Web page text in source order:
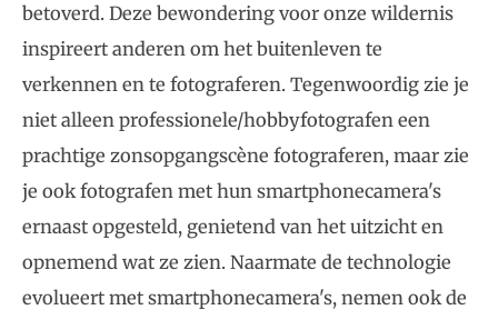
betoverd. Deze bewondering voor onze wildernis
inspireert anderen om het buitenleven te
verkennen en te fotograferen. Tegenwoordig zie je
niet alleen professionele/hobbyfotografen een
prachtige zonsopgangscène fotograferen, maar zie
je ook fotografen met hun smartphonecamera's
ernaast opgesteld, genietend van het uitzicht en
opnemend wat ze zien. Naarmate de technologie
evolueert met smartphonecamera's, nemen ook de